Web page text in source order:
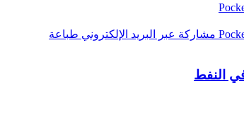
مشاركة عبر البريد الإلكتروني طباعة
النفط